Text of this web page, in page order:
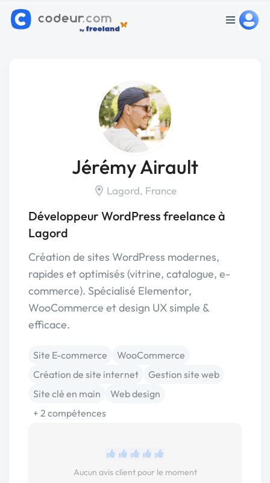
Jérémy Airault
Lagord, France
Développeur WordPress freelance à
Lagord
Création de sites WordPress modernes,
rapides et optimisés (vitrine, catalogue, e-
commerce). Spécialisé Elementor,
WooCommerce et design UX simple &
efficace.
Site E-commerce
WooCommerce
Création de site internet
Gestion site web
Site clé en main
Web design
+ 2 compétences
Aucun avis client pour le moment